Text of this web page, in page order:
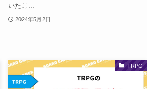
いたこ...
2024年5月2日
TRPG